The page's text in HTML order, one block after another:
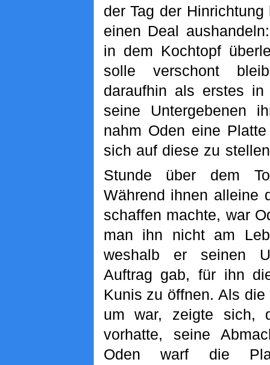
der Tag der
einen Deal
in dem Kochtopf
solle verschont
daraufhin als erstes
seine Untergebenen
nahm Oden eine
sich auf diese zu
Stunde über dem
Während ihnen alleine
schaffen machte, war
man ihn nicht am
weshalb er seinen
Auftrag gab, für ihn
Kunis zu öffnen. Als
um war, zeigte sich,
vorhatte, seine
Oden warf die